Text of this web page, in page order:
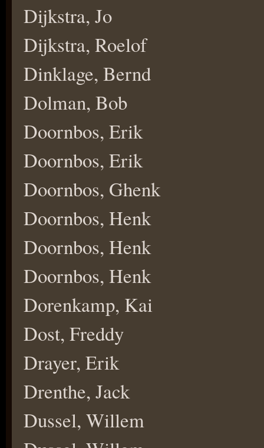
Dijkstra, Jo
Dijkstra, Roelof
Dinklage, Bernd
Dolman, Bob
Doornbos, Erik
Doornbos, Erik
Doornbos, Ghenk
Doornbos, Henk
Doornbos, Henk
Doornbos, Henk
Dorenkamp, Kai
Dost, Freddy
Drayer, Erik
Drenthe, Jack
Dussel, Willem